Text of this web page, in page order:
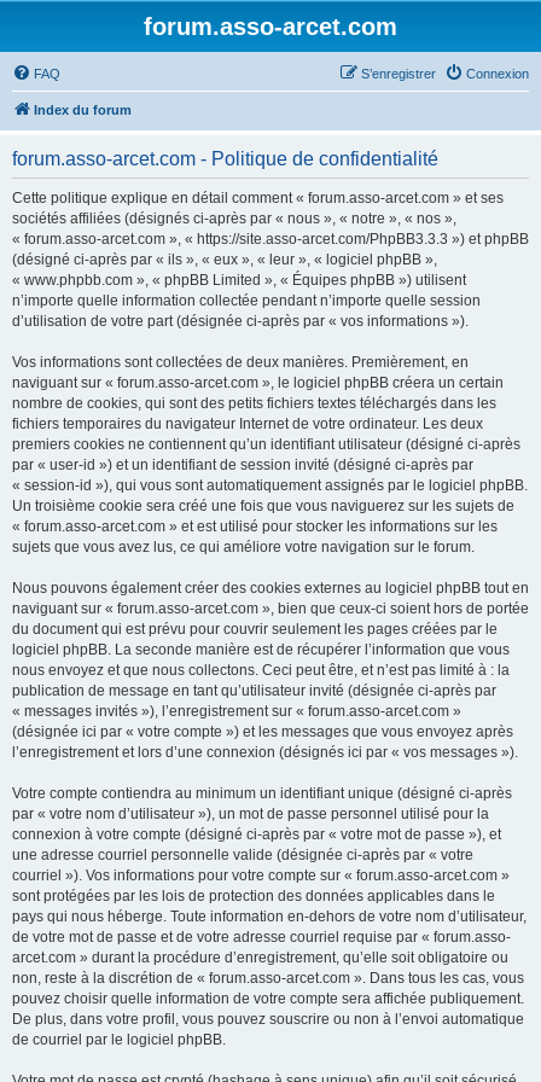
forum.asso-arcet.com
FAQ Connexion
S’enregistrer
Index du forum
forum.asso-arcet.com - Politique de confidentialité
Cette politique explique en détail comment « forum.asso-arcet.com » et ses
sociétés affiliées (désignés ci-après par « nous », « notre », « nos »,
« forum.asso-arcet.com », « https://site.asso-arcet.com/PhpBB3.3.3 ») et phpBB
(désigné ci-après par « ils », « eux », « leur », « logiciel phpBB »,
« www.phpbb.com », « phpBB Limited », « Équipes phpBB ») utilisent
n’importe quelle information collectée pendant n’importe quelle session
d’utilisation de votre part (désignée ci-après par « vos informations »).
Vos informations sont collectées de deux manières. Premièrement, en
naviguant sur « forum.asso-arcet.com », le logiciel phpBB créera un certain
nombre de cookies, qui sont des petits fichiers textes téléchargés dans les
fichiers temporaires du navigateur Internet de votre ordinateur. Les deux
premiers cookies ne contiennent qu’un identifiant utilisateur (désigné ci-après
par « user-id ») et un identifiant de session invité (désigné ci-après par
« session-id »), qui vous sont automatiquement assignés par le logiciel phpBB.
Un troisième cookie sera créé une fois que vous naviguerez sur les sujets de
« forum.asso-arcet.com » et est utilisé pour stocker les informations sur les
sujets que vous avez lus, ce qui améliore votre navigation sur le forum.
Nous pouvons également créer des cookies externes au logiciel phpBB tout en
naviguant sur « forum.asso-arcet.com », bien que ceux-ci soient hors de portée
du document qui est prévu pour couvrir seulement les pages créées par le
logiciel phpBB. La seconde manière est de récupérer l’information que vous
nous envoyez et que nous collectons. Ceci peut être, et n’est pas limité à : la
publication de message en tant qu’utilisateur invité (désignée ci-après par
« messages invités »), l’enregistrement sur « forum.asso-arcet.com »
(désignée ici par « votre compte ») et les messages que vous envoyez après
l’enregistrement et lors d’une connexion (désignés ici par « vos messages »).
Votre compte contiendra au minimum un identifiant unique (désigné ci-après
par « votre nom d’utilisateur »), un mot de passe personnel utilisé pour la
connexion à votre compte (désigné ci-après par « votre mot de passe »), et
une adresse courriel personnelle valide (désignée ci-après par « votre
courriel »). Vos informations pour votre compte sur « forum.asso-arcet.com »
sont protégées par les lois de protection des données applicables dans le
pays qui nous héberge. Toute information en-dehors de votre nom d’utilisateur,
de votre mot de passe et de votre adresse courriel requise par « forum.asso-
arcet.com » durant la procédure d’enregistrement, qu’elle soit obligatoire ou
non, reste à la discrétion de « forum.asso-arcet.com ». Dans tous les cas, vous
pouvez choisir quelle information de votre compte sera affichée publiquement.
De plus, dans votre profil, vous pouvez souscrire ou non à l’envoi automatique
de courriel par le logiciel phpBB.